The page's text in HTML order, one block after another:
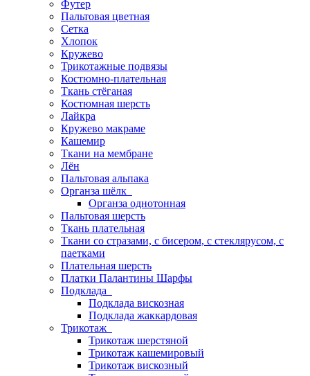
Футер
Пальтовая цветная
Сетка
Хлопок
Кружево
Трикотажные подвязы
Костюмно-плательная
Ткань стёганая
Костюмная шерсть
Лайкра
Кружево макраме
Кашемир
Ткани на мембране
Лён
Пальтовая альпака
Органза шёлк
Органза однотонная
Пальтовая шерсть
Ткань плательная
Ткани со стразами, с бисером, с стеклярусом, с
паетками
Плательная шерсть
Платки Палантины Шарфы
Подклада
Подклада вискозная
Подклада жаккардовая
Трикотаж
Трикотаж шерстяной
Трикотаж кашемировый
Трикотаж вискозный